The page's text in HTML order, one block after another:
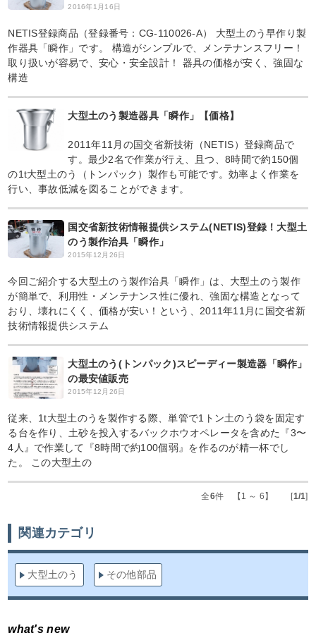
2016年1月16日
NETIS登録商品（登録番号：CG-110026-A） 大型土のう早作り製
作器具「瞬作」です。 構造がシンプルで、メンテナンスフリー！
取り扱いが容易で、安心・安全設計！ 器具の価格が安く、強固な
構造
大型土のう製造器具「瞬作」【価格】
2011年11月の国交省新技術（NETIS）登録商品で
す。最少2名で作業が行え、且つ、8時間で約150個
の1t大型土のう（トンパック）製作も可能です。効率よく作業を
行い、事故低減を図ることができます。
国交省新技術情報提供システム(NETIS)登録！大型土
のう製作治具「瞬作」
2015年12月26日
今回ご紹介する大型土のう製作治具「瞬作」は、大型土のう製作
が簡単で、利用性・メンテナンス性に優れ、強固な構造となって
おり、壊れにくく、価格が安い！という、2011年11月に国交省新
技術情報提供システム
大型土のう(トンパック)スピーディー製造器「瞬作」
の最安値販売
2015年12月26日
従来、1t大型土のうを製作する際、単管で1トン土のう袋を固定す
る台を作り、土砂を投入するバックホウオペレータを含めた『3〜
4人』で作業して『8時間で約100個弱』を作るのが精一杯でし
た。 この大型土の
全6件 【1 ～ 6】 [1/1]
関連カテゴリ
大型土のう その他部品
what's new